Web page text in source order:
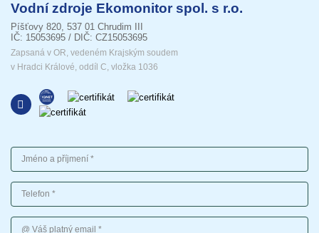
Vodní zdroje Ekomonitor spol. s r.o.
Píšťovy 820, 537 01 Chrudim III
IČ: 15053695 / DIČ: CZ15053695
Zapsaná v OR, vedeném Krajským soudem
v Hradci Králové, oddíl C, vložka 1036
Jméno a příjmení
Telefon
Váš platný email